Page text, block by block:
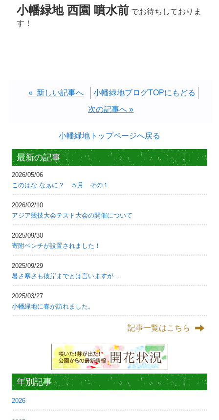
小幡緑地 西園 噴水前 でお待ちしておりま
す！
« 新しい記事へ
小幡緑地ブログTOPにもどる
次の記事へ »
小幡緑地トップページへ戻る
最新の記事
2026/05/06
このはな なぁに？ ５月 その１
2026/02/10
アジア競技大会テスト大会の開催について
2025/09/30
寄附ベンチが設置されました！
2025/09/29
暑さ寒さも彼岸までとは言いますが…
2025/03/27
小幡緑地に春が訪れました。
記事一覧はこちら
年別記事
2026